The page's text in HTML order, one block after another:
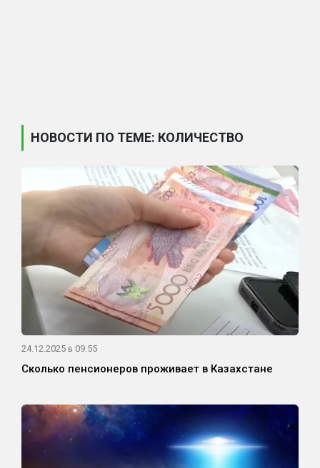
НОВОСТИ ПО ТЕМЕ: КОЛИЧЕСТВО
24.12.2025 в 09:55
Сколько пенсионеров проживает в Казахстане